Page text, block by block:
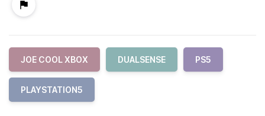
JOE COOL XBOX DUALSENSE PS5
PLAYSTATION5